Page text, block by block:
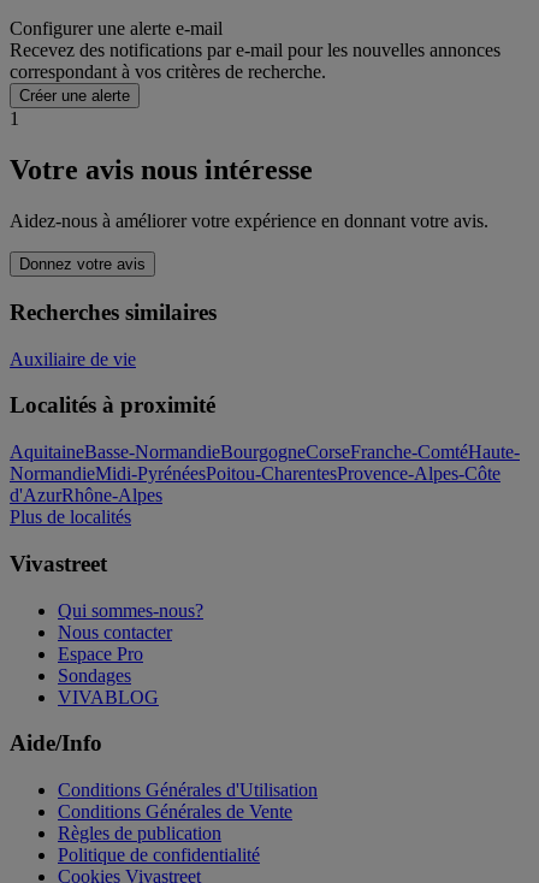
Configurer une alerte e-mail
Recevez des notifications par e-mail pour les nouvelles annonces
correspondant à vos critères de recherche.
Créer une alerte
1
Votre avis nous intéresse
Aidez-nous à améliorer votre expérience en donnant votre avis.
Donnez votre avis
Recherches similaires
Auxiliaire de vie
Localités à proximité
AquitaineBasse-NormandieBourgogneCorseFranche-ComtéHaute-
NormandieMidi-PyrénéesPoitou-CharentesProvence-Alpes-Côte
d'AzurRhône-Alpes
Plus de localités
Vivastreet
Qui sommes-nous?
Nous contacter
Espace Pro
Sondages
VIVABLOG
Aide/Info
Conditions Générales d'Utilisation
Conditions Générales de Vente
Règles de publication
Politique de confidentialité
Cookies Vivastreet